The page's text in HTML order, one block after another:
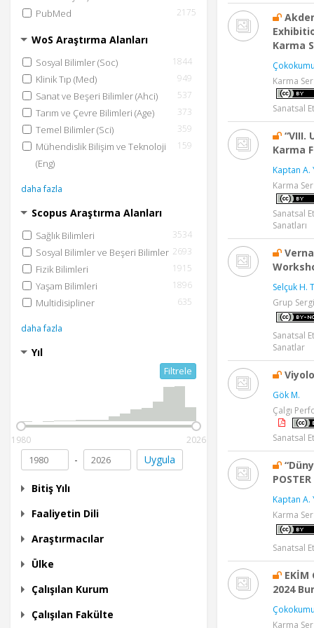
PubMed
2175
WoS Araştırma Alanları
Sosyal Bilimler (Soc) 1844
Klinik Tıp (Med) 949
Sanat ve Beşeri Bilimler (Ahci) 537
Tarım ve Çevre Bilimleri (Age) 373
Temel Bilimler (Sci) 359
Mühendislik Bilişim ve Teknoloji
(Eng)
159
daha fazla
Scopus Araştırma Alanları
Sağlık Bilimleri 3534
Sosyal Bilimler ve Beşeri Bilimler 2693
Fizik Bilimleri 1915
Yaşam Bilimleri 1896
Multidisipliner 635
daha fazla
Yıl
Filtrele
1980 2026
- Uygula
Bitiş Yılı
Faaliyetin Dili
Araştırmacılar
Ülke
Çalışılan Kurum
Çalışılan Fakülte
Karma
Karma
Sanatsal
“VIII.
Karma
Kaptan A.
Karma
Sanatsal
Sanatları
Selçuk H.
Grup
Sanatsal
Sanatlar
Gök M.
Çalgı
Sanatsal
Kaptan A.
Karma
Sanatsal
EKİM
2024
Karma